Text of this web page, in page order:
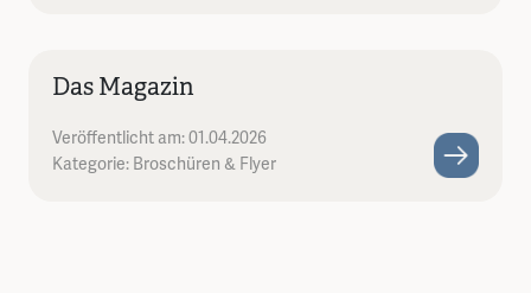
Das Magazin
Veröffentlicht am: 01.04.2026
Kategorie: Broschüren & Flyer